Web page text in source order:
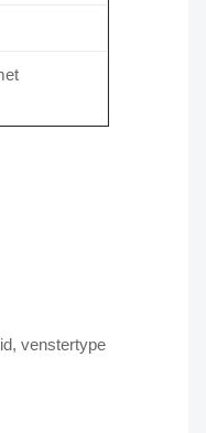
venstertype